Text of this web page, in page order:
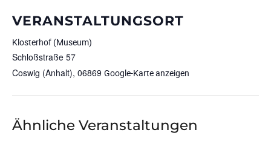
VERANSTALTUNGSORT
Klosterhof (Museum)
Schloßstraße 57
Coswig (Anhalt), 06869 Google-Karte anzeigen
Ähnliche Veranstaltungen